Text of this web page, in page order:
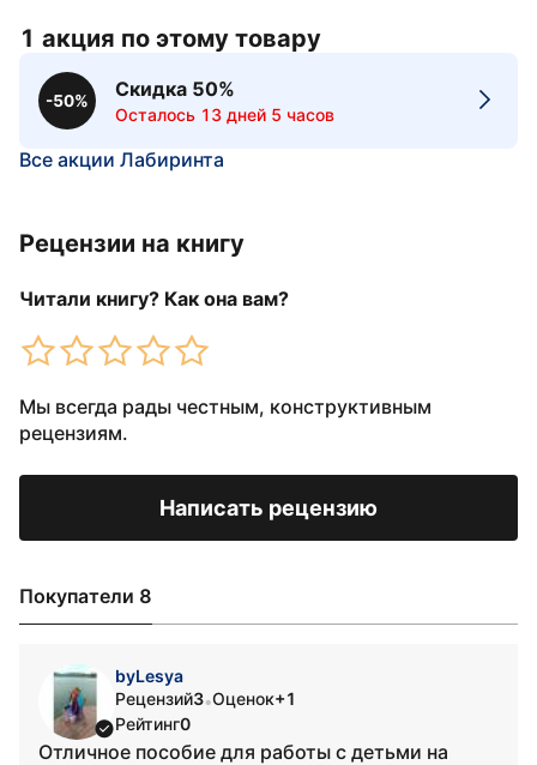
1 акция по этому товару
-50%
Скидка 50%
Осталось 13 дней 5 часов
Все акции Лабиринта
Рецензии на книгу
Читали книгу? Как она вам?
Мы всегда рады честным, конструктивным
рецензиям.
Написать рецензию
Покупатели 8
byLesya
Рецензий3•Оценок+1
Рейтинг0
Отличное пособие для работы с детьми на